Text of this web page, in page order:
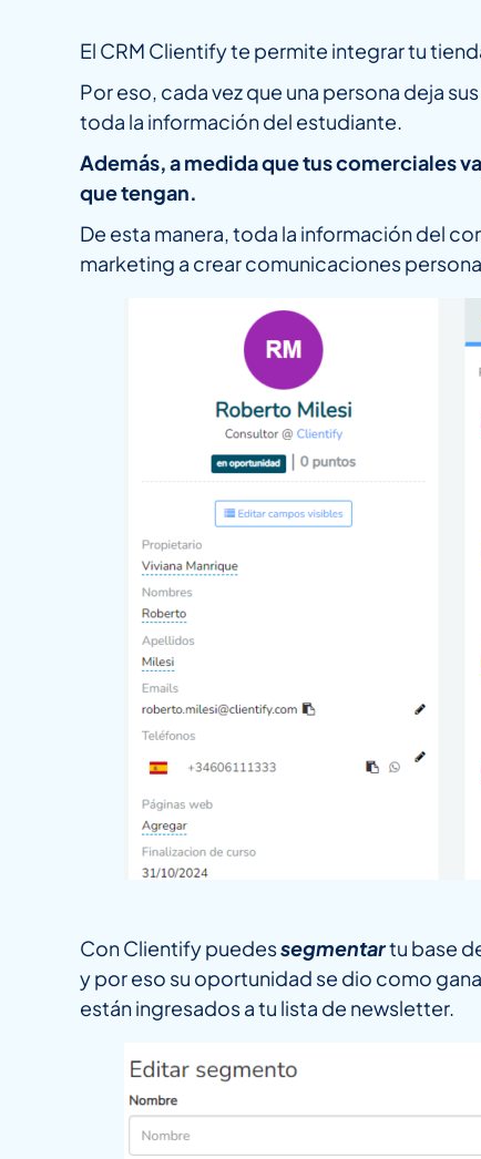
El CRM Clientify te permite integrar tu
Por eso, cada vez que una persona deja
toda la información del estudiante.
Además, a medida que tus comerciales
que tengan.
De esta manera, toda la información del
marketing a crear comunicaciones
Con Clientify puedessegmentartu base
y por eso su oportunidad se dio como
están ingresados a tu lista de newsletter.